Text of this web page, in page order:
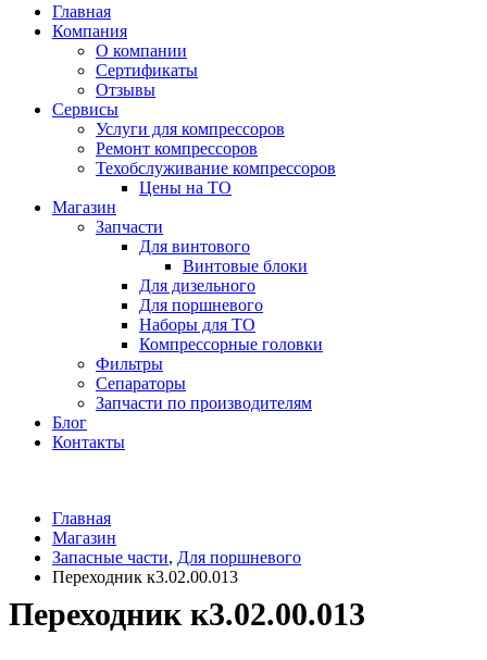
Главная
Компания
О компании
Сертификаты
Отзывы
Сервисы
Услуги для компрессоров
Ремонт компрессоров
Техобслуживание компрессоров
Цены на ТО
Магазин
Запчасти
Для винтового
Винтовые блоки
Для дизельного
Для поршневого
Наборы для ТО
Компрессорные головки
Фильтры
Сепараторы
Запчасти по производителям
Блог
Контакты
Главная
Магазин
Запасные части, Для поршневого
Переходник к3.02.00.013
Переходник к3.02.00.013